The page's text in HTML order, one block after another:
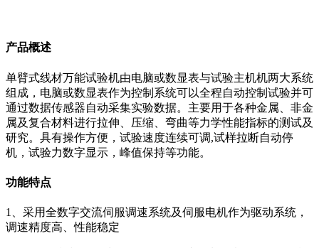
产品概述
单臂式线材万能试验机由电脑或数显表与试验主机机两大系统
组成，电脑或数显表作为控制系统可以全程自动控制试验并可
通过数据传感器自动采集实验数据。主要用于各种金属、非金
属及复合材料进行拉伸、压缩、弯曲等力学性能指标的测试及
研究。具有操作方便，试验速度连续可调,试样拉断自动停
机，试验力数字显示，峰值保持等功能。
功能特点
1、采用全数字交流伺服调速系统及伺服电机作为驱动系统，
调速精度高、性能稳定